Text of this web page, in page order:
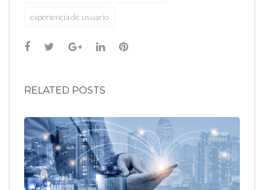
experiencia de usuario
Facebook
TwitterGoogle+
LinkedInPinterest
RELATED POSTS